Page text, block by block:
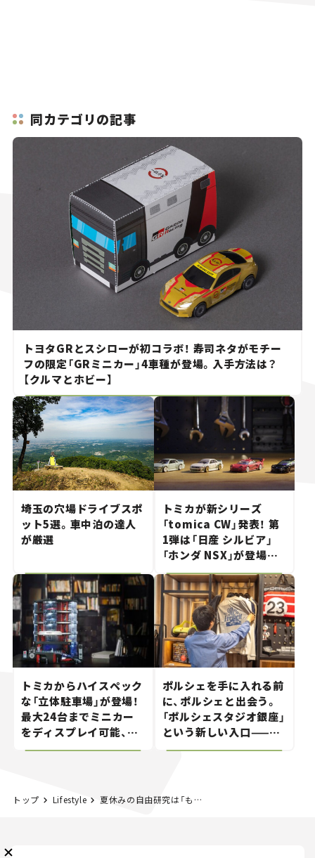
同カテゴリの記事
トヨタGRとスシローが初コラボ！ 寿司ネタがモチー
フの限定「GRミニカー」4車種が登場。入手方法は？
【クルマとホビー】
埼玉の穴場ドライブスポ
ット5選。車中泊の達人
が厳選
トミカが新シリーズ
「tomica CW」発表！ 第
1弾は「日産 シルビア」
「ホンダ NSX」が登場。
世界が注目す
る“JDM"に焦点【クルマ
とホビー】
トミカからハイスペック
な「立体駐車場」が登場！
最大24台までミニカー
をディスプレイ可能、特
別な「日産 GT-R
ポルシェを手に入れる前
に、ポルシェと出会う。
「ポルシェスタジオ銀座」
という新しい入口——連
載｜CCGとクルマでどう
トップ Lifestyle 夏休みの自由研究は「もりみず」のダム見学に行こう！
メルマガ登録
KURU KURAについて広告掲載 プライバシーポリシー 採用情報
FAQ